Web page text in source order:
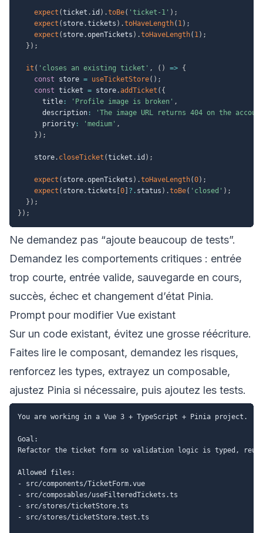
expect (ticket . id ) .toBe( 'ticket-1' ) ;
expect ( store.tickets ) .toHaveLength( 1) ;
expect ( store.openTickets ) .toHaveLength( 1) ;
} ) ;
it ( 'closes an existing ticket' , ( ) => {
const store = useTicketStore( ) ;
const ticket = store.addTicket ( {
      title
: 'Profile image is broken' ,
      description
:
'The image URL returns 404 on the
      priority
: 'medium' ,
} ) ;
    store
. closeTicket (ticket . id ) ;
expect ( store.openTickets ) .toHaveLength(0) ;
expect ( store.tickets 0 ?. status ) .toBe( 'closed' ) ;
} ) ;
} ) ;
Ne demandez pas “ajoute beaucoup de tests”.
Demandez les comportements critiques : entrée
trop courte, entrée valide, sauvegarde en cours,
succès, échec et changement d’état Pinia.
Prompt pour modifier Vue existant
Sur un code existant, évitez une grosse réécriture.
Faites lire le composant, demandez les risques,
renforcez les types, extrayez un composable,
ajustez Pinia si nécessaire, puis ajoutez les tests.
You are working in a Vue 3 + TypeScript + Pinia project.
Goal:
Refactor the ticket form so validation logic is typed,
Allowed files:
- src/components/TicketForm.vue
- src/composables/useFilteredTickets.ts
- src/stores/ticketStore.ts
- src/stores/ticketStore.test.ts